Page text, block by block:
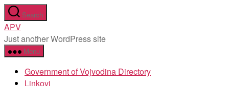
Skip
to
the
content
Search
APV
Just another WordPress site
Menu
Government of Vojvodina Directory
Linkovi